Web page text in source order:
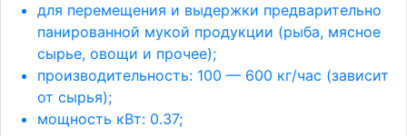
для перемещения и выдержки предварительно
панированной мукой продукции (рыба, мясное
сырье, овощи и прочее);
производительность: 100 — 600 кг/час (зависит
от сырья);
мощность кВт: 0.37;